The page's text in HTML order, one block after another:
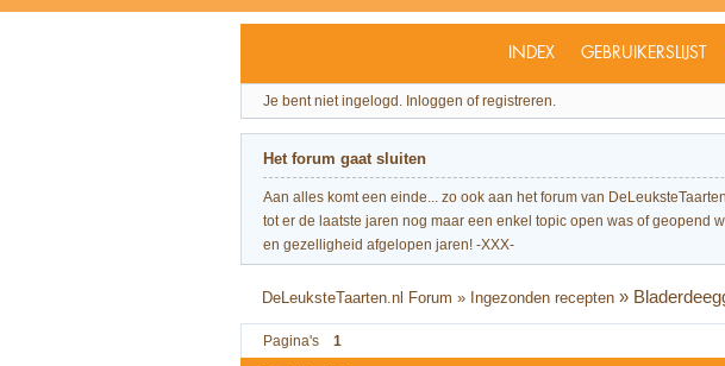
INDEX GEBRUIKERSLIJST
Je bent niet ingelogd. Inloggen of registreren.
Het forum gaat sluiten
Aan alles komt een einde... zo ook aan het forum van
tot er de laatste jaren nog maar een enkel topic open was of geopend
en gezelligheid afgelopen jaren! -XXX-
DeLeuksteTaarten.nl Forum » Ingezonden recepten »
Pagina's 1